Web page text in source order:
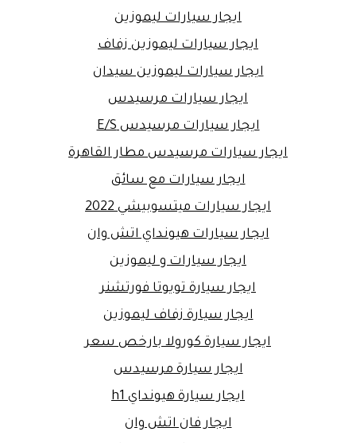
ايجار سيارات ليموزين
ايجار سيارات ليموزين زفاف
ايجار سيارات ليموزين سيدان
ايجار سيارات مرسيدس
ايجار سيارات مرسيدس E/S
ايجار سيارات مرسيدس مطار القاهرة
ايجار سيارات مع سائق
ايجار سيارات ميتسوبيشي 2022
ايجار سيارات هيونداي اتش وان
ايجار سيارات و ليموزين
ايجار سيارة تويوتا فورتشنر
ايجار سيارة زفاف ليموزين
ايجار سيارة كورولا بارخص سعر
ايجار سيارة مرسيدس
ايجار سيارة هيونداي h1
ايجار فان اتش وان